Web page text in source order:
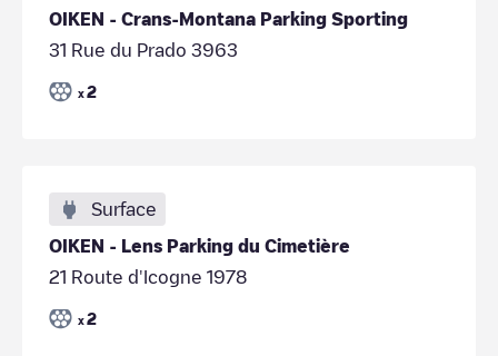
OIKEN - Crans-Montana Parking Sporting
31 Rue du Prado 3963
x 2
Surface
OIKEN - Lens Parking du Cimetière
21 Route d'Icogne 1978
x 2